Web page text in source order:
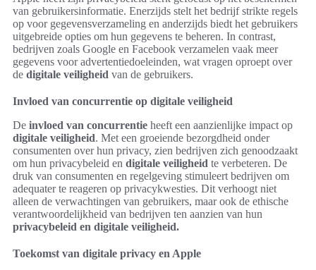
van gebruikersinformatie. Enerzijds stelt het bedrijf strikte regels
op voor gegevensverzameling en anderzijds biedt het gebruikers
uitgebreide opties om hun gegevens te beheren. In contrast,
bedrijven zoals Google en Facebook verzamelen vaak meer
gegevens voor advertentiedoeleinden, wat vragen oproept over
de digitale veiligheid van de gebruikers.
Invloed van concurrentie op digitale veiligheid
De invloed van concurrentie heeft een aanzienlijke impact op
digitale veiligheid. Met een groeiende bezorgdheid onder
consumenten over hun privacy, zien bedrijven zich genoodzaakt
om hun privacybeleid en digitale veiligheid te verbeteren. De
druk van consumenten en regelgeving stimuleert bedrijven om
adequater te reageren op privacykwesties. Dit verhoogt niet
alleen de verwachtingen van gebruikers, maar ook de ethische
verantwoordelijkheid van bedrijven ten aanzien van hun
privacybeleid en digitale veiligheid.
Toekomst van digitale privacy en Apple